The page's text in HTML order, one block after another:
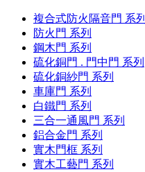
複合式防火隔音門 系列
防火門 系列
鋼木門 系列
硫化銅門 . 門中門 系列
硫化銅紗門 系列
車庫門 系列
白鐵門 系列
三合一通風門 系列
鋁合金門 系列
實木門框 系列
實木工藝門 系列